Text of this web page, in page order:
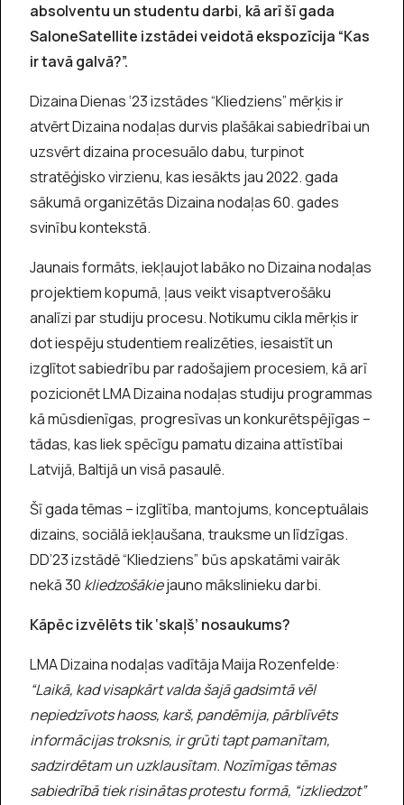
absolventu un studentu darbi, kā arī šī gada
SaloneSatellite izstādei veidotā ekspozīcija “Kas
ir tavā galvā?”.
Dizaina Dienas ‘23 izstādes “Kliedziens” mērķis ir
atvērt Dizaina nodaļas durvis plašākai sabiedrībai un
uzsvērt dizaina procesuālo dabu, turpinot
stratēģisko virzienu, kas iesākts jau 2022. gada
sākumā organizētās Dizaina nodaļas 60. gades
svinību kontekstā.
Jaunais formāts, iekļaujot labāko no Dizaina nodaļas
projektiem kopumā, ļaus veikt visaptverošāku
analīzi par studiju procesu. Notikumu cikla mērķis ir
dot iespēju studentiem realizēties, iesaistīt un
izglītot sabiedrību par radošajiem procesiem, kā arī
pozicionēt LMA Dizaina nodaļas studiju programmas
kā mūsdienīgas, progresīvas un konkurētspējīgas –
tādas, kas liek spēcīgu pamatu dizaina attīstībai
Latvijā, Baltijā un visā pasaulē.
Šī gada tēmas – izglītība, mantojums, konceptuālais
dizains, sociālā iekļaušana, trauksme un līdzīgas.
DD’23 izstādē “Kliedziens” būs apskatāmi vairāk
nekā 30 kliedzošākiejauno mākslinieku darbi.
Kāpēc izvēlēts tik ‘skaļš’ nosaukums?
LMA Dizaina nodaļas vadītāja Maija Rozenfelde:
“Laikā, kad visapkārt valda šajā gadsimtā vēl
nepiedzīvots haoss, karš, pandēmija, pārblīvēts
informācijas troksnis, ir grūti tapt pamanītam,
sadzirdētam un uzklausītam. Nozīmīgas tēmas
sabiedrībā tiek risinātas protestu formā, “izkliedzot”